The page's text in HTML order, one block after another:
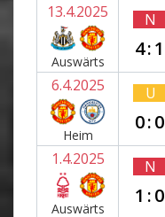
13.4.2025
Auswärts
N
4:1
6.4.2025
Heim
U
0:0
1.4.2025
Auswärts
N
1:0